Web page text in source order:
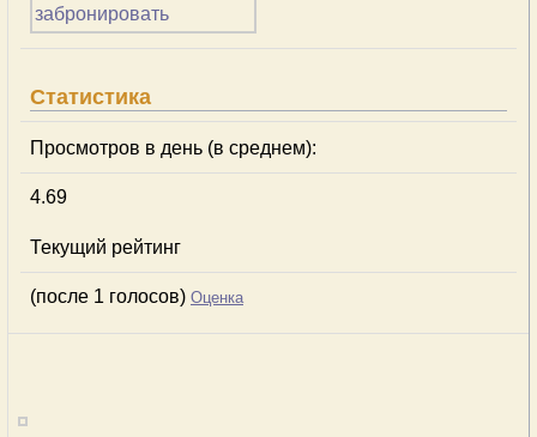
Статистика
Просмотров в день (в среднем):
4.69
Текущий рейтинг
(после 1 голосов) Оценка